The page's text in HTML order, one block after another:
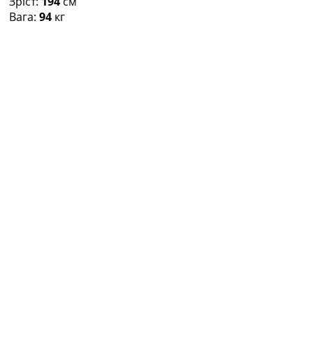
Рейтинг країн УЄФА
Рейтинг клубів УЄФА
Вага: 94 кг